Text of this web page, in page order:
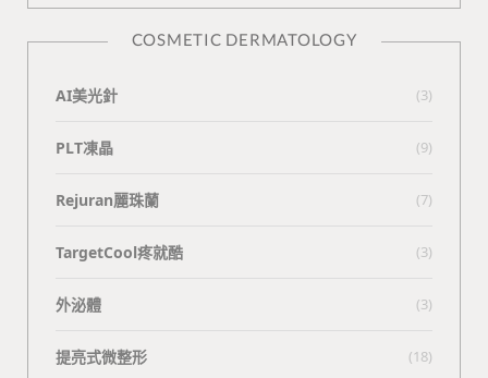
COSMETIC DERMATOLOGY
AI美光針 (3)
PLT凍晶 (9)
Rejuran麗珠蘭 (7)
TargetCool疼就酷 (3)
外泌體 (3)
提亮式微整形 (18)